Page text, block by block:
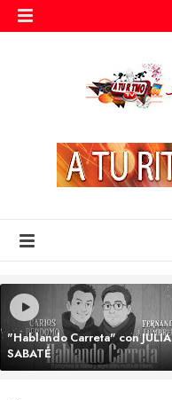
"Hablando Carreta" con JULIA
SABATÉ